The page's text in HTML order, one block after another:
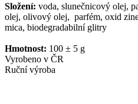
Složení: voda, slunečnicový olej,
olej, olivový olej, parfém, oxid
mica, biodegradabilní glitry
Hmotnost: 100 ± 5 g
Vyrobeno v ČR
Ruční výroba